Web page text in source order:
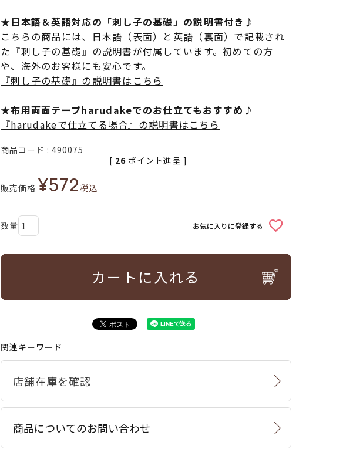
★日本語＆英語対応の「刺し子の基礎」の説明書付き♪
こちらの商品には、日本語（表面）と英語（裏面）で記載され
た『刺し子の基礎』の説明書が付属しています。初めての方
や、海外のお客様にも安心です。
『刺し子の基礎』の説明書はこちら
★布用両面テープharudakeでのお仕立てもおすすめ♪
『harudakeで仕立てる場合』の説明書はこちら
商品コード 490075
販売価格 ¥572税込
[ 26 ポイント進呈 ]
お気に入りに登録する
カートに入れる
関連キーワード
商品についてのお問い合わせ